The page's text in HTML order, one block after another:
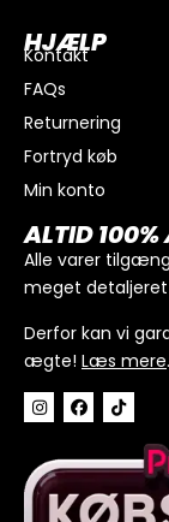
I alt
Køb for
HJÆLP
Kontakt
FAQs
Returnering
Fortryd køb
Min konto
ALTID 100%
Alle varer
meget detaljeret
Derfor kan vi
ægte! Læs mere.